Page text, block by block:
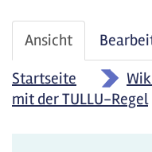
Haupt-
Reiter
Ansicht (aktiver
Reiter)
Startseite
»
mit der TULLU-Regel